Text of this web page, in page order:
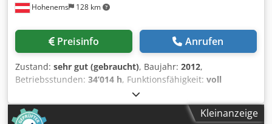
Hohenems 128 km
Preisinfo Anrufen
Zustand: sehr gut (gebraucht), Baujahr: 2012,
Betriebsstunden: 34’014 h, Funktionsfähigkeit: voll
, Schraubenkompressor Atlas Copco
GA30VSDFF 30 kW 12,80 bar 5,58 m3/min Dedpfx
Acszkwfvobjck Baujahr: 2012 Betriebsstunden: 34.014
Kleinanzeige